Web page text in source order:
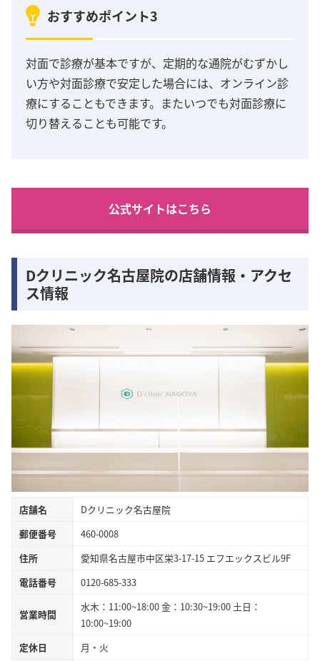
おすすめポイント3
対面で診療が基本ですが、定期的な通院がむずかし
い方や対面診療で安定した場合には、オンライン診
療にすることもできます。またいつでも対面診療に
切り替えることも可能です。
公式サイトはこちら
Dクリニック名古屋院の店舗情報・アクセ
ス情報
店舗名
Dクリニック名古屋院
郵便番号
460-0008
住所
愛知県名古屋市中区栄3-17-15 エフエックスビル9F
電話番号
0120-685-333
営業時間
水木：11:00~18:00 金：10:30~19:00 土日：
10:00~19:00
定休日
月・火